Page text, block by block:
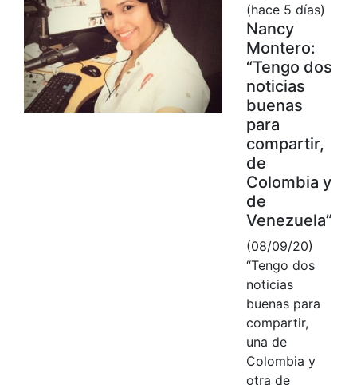
(hace 5 días)
Nancy
Montero:
“Tengo dos
noticias
buenas
para
compartir,
de
Colombia y
de
Venezuela”
(08/09/20)
“Tengo dos
noticias
buenas para
compartir,
una de
Colombia y
otra de